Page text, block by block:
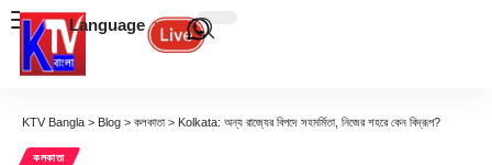
Language
KTV Bangla > Blog > কলকাতা > Kolkata: অন্য রাজ্যের বিপদে সহমর্মিতা, নিজের শহরে কেন বিদ্রূপ?
কলকাতা